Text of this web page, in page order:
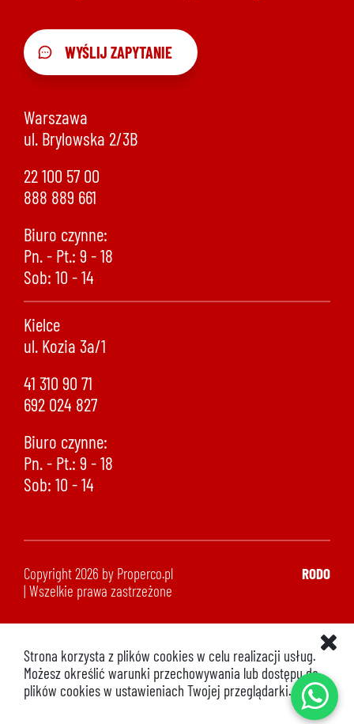
WYŚLIJ ZAPYTANIE
Warszawa
ul. Brylowska 2/3B
22 100 57 00
888 889 661
Biuro czynne:
Pn. - Pt.: 9 - 18
Sob: 10 - 14
Kielce
ul. Kozia 3a/1
41 310 90 71
692 024 827
Biuro czynne:
Pn. - Pt.: 9 - 18
Sob: 10 - 14
Copyright 2026 by Properco.pl
| Wszelkie prawa zastrzeżone
RODO
Strona korzysta z plików cookies w celu realizacji usług.
Możesz określić warunki przechowywania lub dostępu do
plików cookies w ustawieniach Twojej przeglądarki.